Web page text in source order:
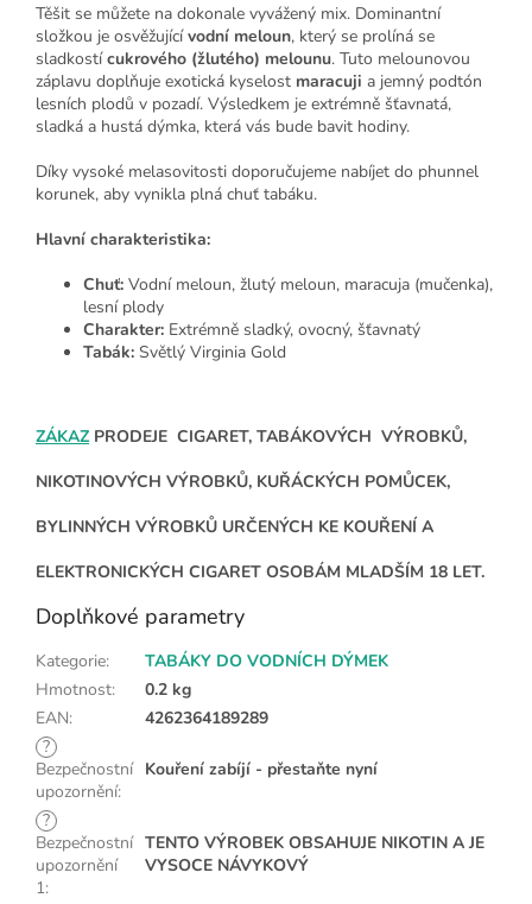
Těšit se můžete na dokonale vyvážený mix. Dominantní
složkou je osvěžující vodní meloun, který se prolíná se
sladkostí cukrového (žlutého) melounu. Tuto melounovou
záplavu doplňuje exotická kyselost maracuji a jemný podtón
lesních plodů v pozadí. Výsledkem je extrémně šťavnatá,
sladká a hustá dýmka, která vás bude bavit hodiny.
Díky vysoké melasovitosti doporučujeme nabíjet do phunnel
korunek, aby vynikla plná chuť tabáku.
Hlavní charakteristika:
Chuť: Vodní meloun, žlutý meloun, maracuja (mučenka),
lesní plody
Charakter: Extrémně sladký, ovocný, šťavnatý
Tabák: Světlý Virginia Gold
ZÁKAZPRODEJE CIGARET, TABÁKOVÝCH VÝROBKŮ,
NIKOTINOVÝCH VÝROBKŮ, KUŘÁCKÝCH POMŮCEK,
BYLINNÝCH VÝROBKŮ URČENÝCH KE KOUŘENÍ A
ELEKTRONICKÝCH CIGARET OSOBÁM MLADŠÍM 18 LET.
Doplňkové parametry
Kategorie:
TABÁKY DO VODNÍCH DÝMEK
Hmotnost:
0.2 kg
EAN:
4262364189289
?
Bezpečnostní
upozornění:
Kouření zabíjí - přestaňte nyní
?
Bezpečnostní
upozornění
1:
TENTO VÝROBEK OBSAHUJE NIKOTIN A JE
VYSOCE NÁVYKOVÝ